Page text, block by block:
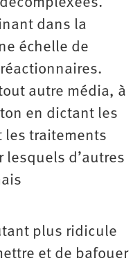
dans la
échelle de
autre média, à
en dictant les
les traitements
lesquels d’autres
plus ridicule
et de bafouer